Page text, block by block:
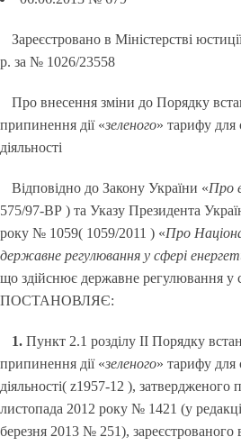
Зареєстровано в Міністерстві
р. за № 1026/23558
Про внесення зміни до Порядку
припинення дії «зеленого» тарифу для
діяльності
Відповідно до Закону України «Про
575/97-ВР ) та Указу Президента
року № 1059( 1059/2011 ) «Про
державне регулювання у сфері
що здійснює державне регулювання у
ПОСТАНОВЛЯЄ:
1. Пункт 2.1 розділу ІІ Порядку
припинення дії «зеленого» тарифу для
діяльності( z1957-12 ),
листопада 2012 року № 1421 (у
березня 2013 № 251), зареєстрованого